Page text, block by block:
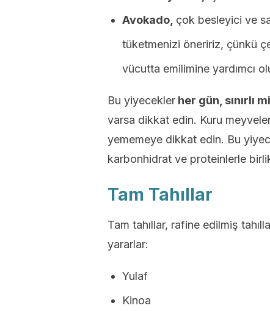
Avokado, çok besleyici ve
tüketmenizi öneririz, çünkü
vücutta emilimine yardımcı
Bu yiyecekler her gün, sınırlı
varsa dikkat edin. Kuru
yememeye dikkat edin. Bu
karbonhidrat ve proteinlerle
Tam Tahıllar
Tam tahıllar, rafine edilmiş
yararlar:
Yulaf
Kinoa